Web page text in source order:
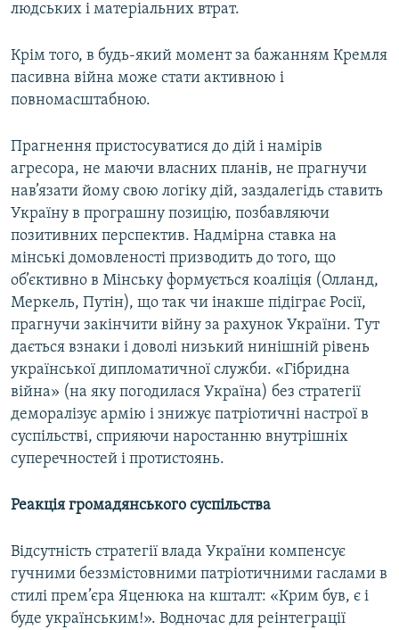
людських і матеріальних втрат.
Крім того, в будь-який момент за бажанням Кремля
пасивна війна може стати активною і
повномасштабною.
Прагнення пристосуватися до дій і намірів
агресора, не маючи власних планів, не прагнучи
нав’язати йому свою логіку дій, заздалегідь ставить
Україну в програшну позицію, позбавляючи
позитивних перспектив. Надмірна ставка на
мінські домовленості призводить до того, що
об’єктивно в Мінську формується коаліція (Олланд,
Меркель, Путін), що так чи інакше підіграє Росії,
прагнучи закінчити війну за рахунок України. Тут
дається взнаки і доволі низький нинішній рівень
української дипломатичної служби. «Гібридна
війна» (на яку погодилася Україна) без стратегії
деморалізує армію і знижує патріотичні настрої в
суспільстві, сприяючи наростанню внутрішніх
суперечностей і протистоянь.
Реакція громадянського суспільства
Відсутність стратегії влада України компенсує
гучними беззмістовними патріотичними гаслами в
стилі прем’єра Яценюка на кшталт: «Крим був, є і
буде українським!». Водночас для реінтеграції